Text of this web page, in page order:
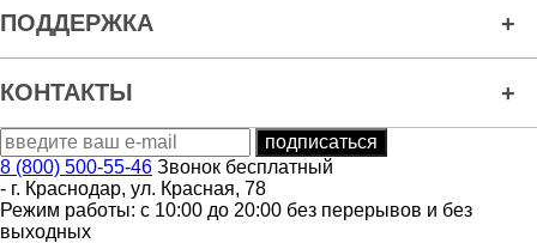
ПОДДЕРЖКА
КОНТАКТЫ
8 (800) 500-55-46 Звонок бесплатный
- г. Краснодар, ул. Красная, 78
Режим работы: с 10:00 до 20:00 без перерывов и без
выходных